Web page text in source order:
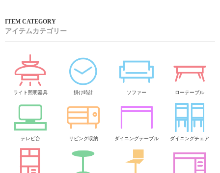
アイテムカテゴリー
ライト照明器具 掛け時計 ソファー ローテーブル
テレビ台 リビング収納 ダイニングテーブル ダイニングチェア